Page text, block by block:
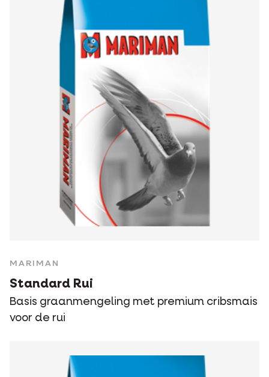
MARIMAN
Standard Rui
Basis graanmengeling met premium cribsmais
voor de rui